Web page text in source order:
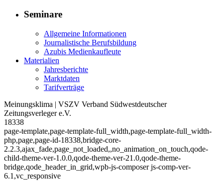
Seminare
Allgemeine Informationen
Journalistische Berufsbildung
Azubis Medienkaufleute
Materialien
Jahresberichte
Marktdaten
Tarifverträge
Meinungsklima | VSZV Verband Südwestdeutscher
Zeitungsverleger e.V.
18338
page-template,page-template-full_width,page-template-full_width-
php,page,page-id-18338,bridge-core-
2.2.3,ajax_fade,page_not_loaded,,no_animation_on_touch,qode-
child-theme-ver-1.0.0,qode-theme-ver-21.0,qode-theme-
bridge,qode_header_in_grid,wpb-js-composer js-comp-ver-
6.1,vc_responsive